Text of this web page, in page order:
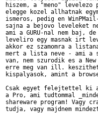
hiszem, a "meno"
elegge kozel allhatnak
ismeros, pedig en
sajna a bejovo leveleket
ami a GURU-nal nem baj,
leveliro egy masnak irt
akkor ez szamomra a
mert a lista neve - ami a
van, nem szurodik es a
erre meg van ill.
kispalyasok, amint a
Csak egyet felejtettel ki
a Pro, ami tudtommal
shareware program! Vagy
tudja, vagy majdnem